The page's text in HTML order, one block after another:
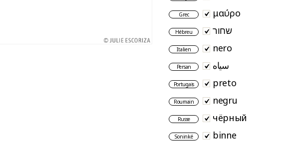
Grec μαύρο
Hébreu שחור
Italien nero
Persan سیاه
Portugais preto
Roumain negru
Russe чёрный
Soninké binne